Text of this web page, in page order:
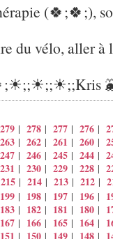
(🍀;🍀;),
du vélo, aller à
279 | 278 | 277 | 276 |
263 | 262 | 261 | 260 |
247 | 246 | 245 | 244 |
231 | 230 | 229 | 228 |
215 |214 |213 |212 |
199 | 198 | 197 | 196 |
183 | 182 | 181 | 180 |
167 | 166 | 165 | 164 |
151 | 150 | 149 | 148 |